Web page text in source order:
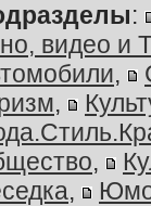
:
видео и
,
,
,
,